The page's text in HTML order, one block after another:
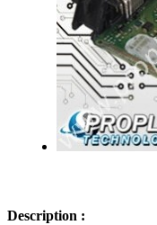
Description :